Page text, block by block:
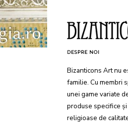
DESPRE NOI
Bizanticons Art nu
familie. Cu membri
unei game variate
produse specifice
religioase de